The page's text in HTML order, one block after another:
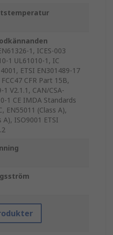
1, ICES-003
1 UL61010-1, IC
ETSI EN301489-17
CFR Part 15B,
1 V2.1.1, CAN/CSA-
1 CE IMDA Standards
EN55011 (Class A),
A), ISO9001 ETSI